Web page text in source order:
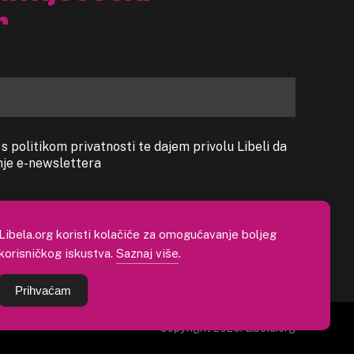
politikom privatnosti te dajem privolu Libeli da
e-newslettera
Copyright 2026. Libela.org
Libela.org koristi kolačiće za omogućavanje boljeg
iskustva. Saznaj više.
Prihvaćam